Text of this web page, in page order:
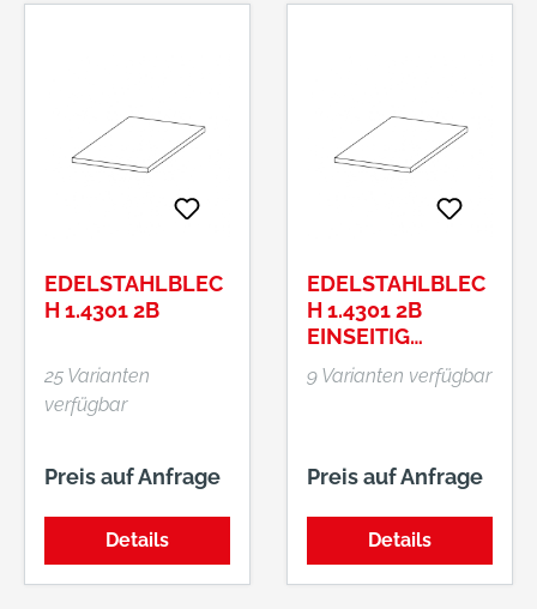
EDELSTAHLBLEC
H 1.4301 2B
25 Varianten
verfügbar
Preis auf Anfrage
Details
EDELSTAHLBLEC
H 1.4301 2B
EINSEITIG
GESCHLIFFEN
9 Varianten verfügbar
Preis auf Anfrage
Details